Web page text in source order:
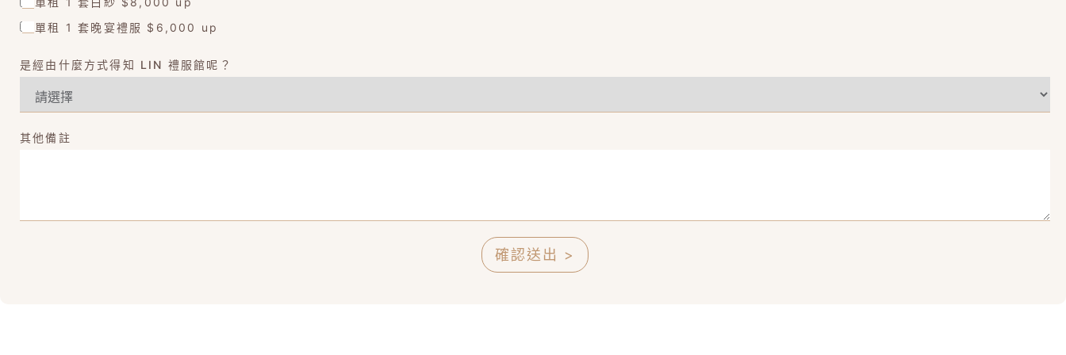
單租 1 套晚宴禮服 $6,000 up
是經由什麼方式得知 LIN 禮服館呢？
其他備註
確認送出 >